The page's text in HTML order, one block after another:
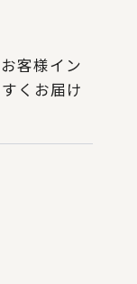
客様イン
くお届け